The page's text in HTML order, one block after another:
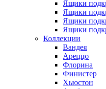
Ящики
Ящики
Ящики
Ящики
Коллекции
Вандея
Ареццо
Флорина
Финистер
Хьюстон